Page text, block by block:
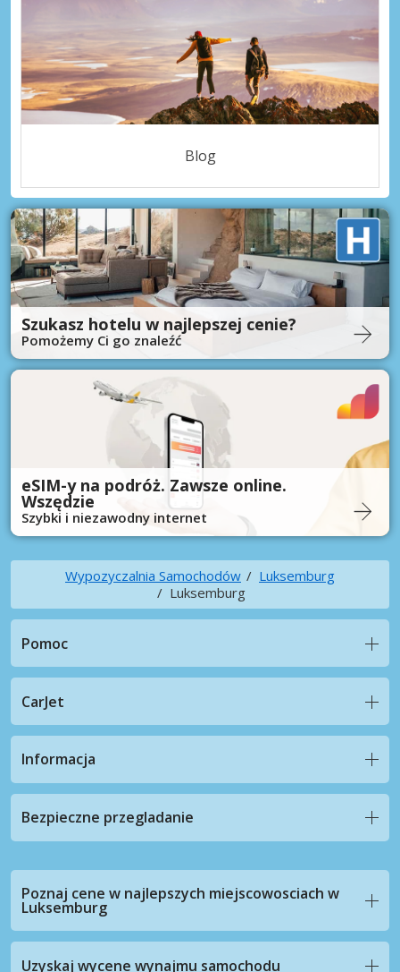
Blog
Szukasz hotelu w najlepszej cenie?
Pomożemy Ci go znaleźć
eSIM-y na podróż. Zawsze online.
Wszędzie
Szybki i niezawodny internet
Wypozyczalnia Samochodów
Luksemburg
Luksemburg
Pomoc
CarJet
Informacja
Bezpieczne przegladanie
Poznaj cene w najlepszych miejscowosciach w
Luksemburg
Uzyskaj wycene wynajmu samochodu